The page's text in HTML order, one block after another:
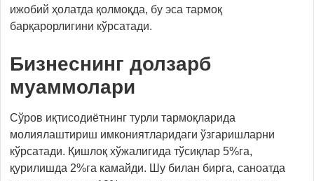
ижобий ҳолатда қолмоқда, бу эса тармоқ
барқарорлигини кўрсатади.
Бизнеснинг долзарб
муаммолари
Сўров иқтисодиётнинг турли тармоқларида
молиялаштириш имкониятларидаги ўзгаришларни
кўрсатади. Қишлоқ хўжалигида тўсиқлар 5%га,
қурилишда 2%га камайди. Шу билан бирга, саноатда